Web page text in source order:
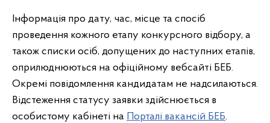
Інформація про дату, час, місце та спосіб
проведення кожного етапу конкурсного відбору, а
також списки осіб, допущених до наступних етапів,
оприлюднюються на офіційному вебсайті БЕБ.
Окремі повідомлення кандидатам не надсилаються.
Відстеження статусу заявки здійснюється в
особистому кабінеті на Порталі вакансій БЕБ.